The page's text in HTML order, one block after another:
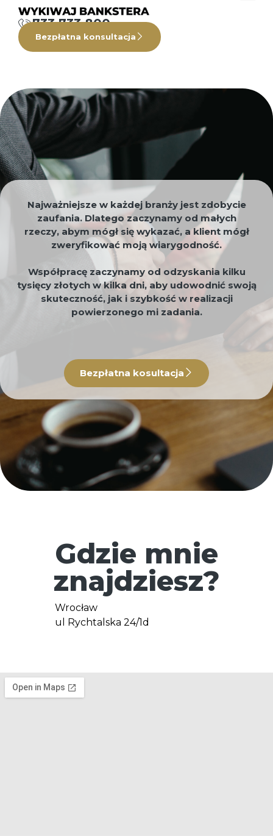
733 733 800
Bezpłatna konsultacja
Najważniejsze w każdej branży jest zdobycie
zaufania. Dlatego zaczynamy od małych
rzeczy, abym mógł się wykazać, a klient mógł
zweryfikować moją wiarygodność.
Współpracę zaczynamy od odzyskania kilku
tysięcy złotych w kilka dni, aby udowodnić swoją
skuteczność, jak i szybkość w realizacji
powierzonego mi zadania.
Bezpłatna kosultacja
Gdzie mnie
znajdziesz?
Wrocław
ul Rychtalska 24/1d